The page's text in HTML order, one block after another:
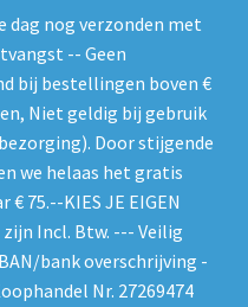
dag nog verzonden met
-- Geen
bij bestellingen boven €
Niet geldig bij gebruik
Door stijgende
we helaas het gratis
75.--KIES JE EIGEN
zijn Incl. Btw. --- Veilig
bank overschrijving -
Nr. 27269474
nieuwe producten er